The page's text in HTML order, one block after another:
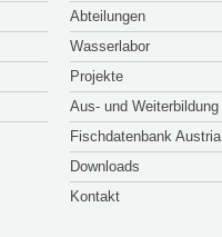
Abteilungen
Wasserlabor
Projekte
Aus- und Weiterbildung
Fischdatenbank Austria
Downloads
Kontakt